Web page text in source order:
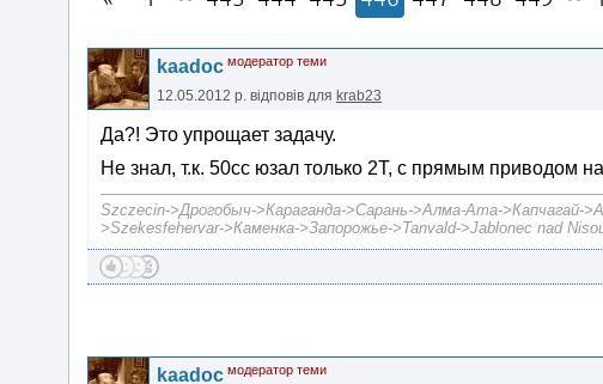
kaadoc модератор теми
12.05.2012 р. відповів для krab23
Да?! Это упрощает задачу.
Не знал, т.к. 50сс юзал только 2Т, с прямым приводом
Szczecin->Дрогобыч->Караганда->Сарань->Алма-Ата->Капчагай-
>Szekesfehervar->Каменка->Запорожье->Tanvald->Jablonec nad
kaadoc модератор теми